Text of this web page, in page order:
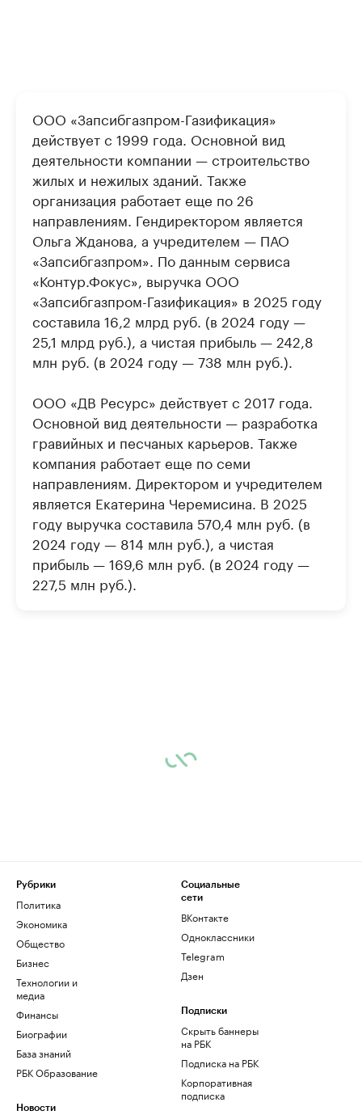
ООО «Запсибгазпром-Газификация»
действует с 1999 года. Основной вид
деятельности компании — строительство
жилых и нежилых зданий. Также
организация работает еще по 26
направлениям. Гендиректором является
Ольга Жданова, а учредителем — ПАО
«Запсибгазпром». По данным сервиса
«Контур.Фокус», выручка ООО
«Запсибгазпром-Газификация» в 2025 году
составила 16,2 млрд руб. (в 2024 году —
25,1 млрд руб.), а чистая прибыль — 242,8
млн руб. (в 2024 году — 738 млн руб.).
ООО «ДВ Ресурс» действует с 2017 года.
Основной вид деятельности — разработка
гравийных и песчаных карьеров. Также
компания работает еще по семи
направлениям. Директором и учредителем
является Екатерина Черемисина. В 2025
году выручка составила 570,4 млн руб. (в
2024 году — 814 млн руб.), а чистая
прибыль — 169,6 млн руб. (в 2024 году —
227,5 млн руб.).
Рубрики
Политика
Экономика
Общество
Бизнес
Технологии и
медиа
Финансы
Биографии
База знаний
РБК Образование
Новости
Социальные
сети
ВКонтакте
Одноклассники
Telegram
Дзен
Подписки
Скрыть баннеры
на РБК
Подписка на РБК
Корпоративная
подписка